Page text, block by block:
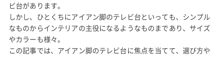
ビ台があります。
しかし、ひとくちにアイアン脚のテレビ台といっても、シンプル
なものからインテリアの主役になるようなものまであり、サイズ
やカラーも様々。
この記事では、アイアン脚のテレビ台に焦点を当てて、選び方や